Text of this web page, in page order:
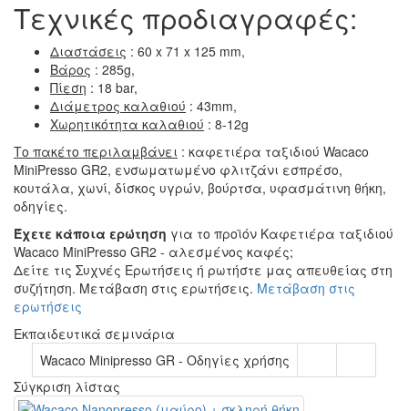
Τεχνικές προδιαγραφές:
Διαστάσεις : 60 x 71 x 125 mm,
Βάρος : 285g,
Πίεση : 18 bar,
Διάμετρος καλαθιού : 43mm,
Χωρητικότητα καλαθιού : 8-12g
Το πακέτο περιλαμβάνει : καφετιέρα ταξιδιού Wacaco
MiniPresso GR2, ενσωματωμένο φλιτζάνι εσπρέσο,
κουτάλα, χωνί, δίσκος υγρών, βούρτσα, υφασμάτινη θήκη,
οδηγίες.
Έχετε κάποια ερώτηση για το προϊόν Καφετιέρα ταξιδιού
Wacaco MiniPresso GR2 - αλεσμένος καφές;
Δείτε τις Συχνές Ερωτήσεις ή ρωτήστε μας απευθείας στη
συζήτηση. Μετάβαση στις ερωτήσεις. Μετάβαση στις
ερωτήσεις
Εκπαιδευτικά σεμινάρια
Wacaco Minipresso GR - Οδηγίες χρήσης
Σύγκριση λίστας